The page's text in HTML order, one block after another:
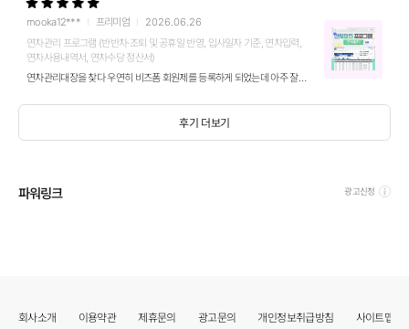
mooka12*** 프리미엄
2026.06.26
연차관리 프로그램 (반반차·조퇴 및 공휴일 반영, 입사일자 기준, 연차입력,
연차사용내역서, 연차수당 정산서)
연차관리대장을 찾다 우연히 비즈폼 회원제를 등록하게 되었는데 아주 잘 사용하고 있습니다. 이번에 처음으로 정산을 했는데 법 자체가 이해하기 너무 힘들어 정말 혼났...
후기 더보기
파워링크 광고신청
회사소개 이용약관 제휴문의 광고문의 개인정보취급방침 사이트맵